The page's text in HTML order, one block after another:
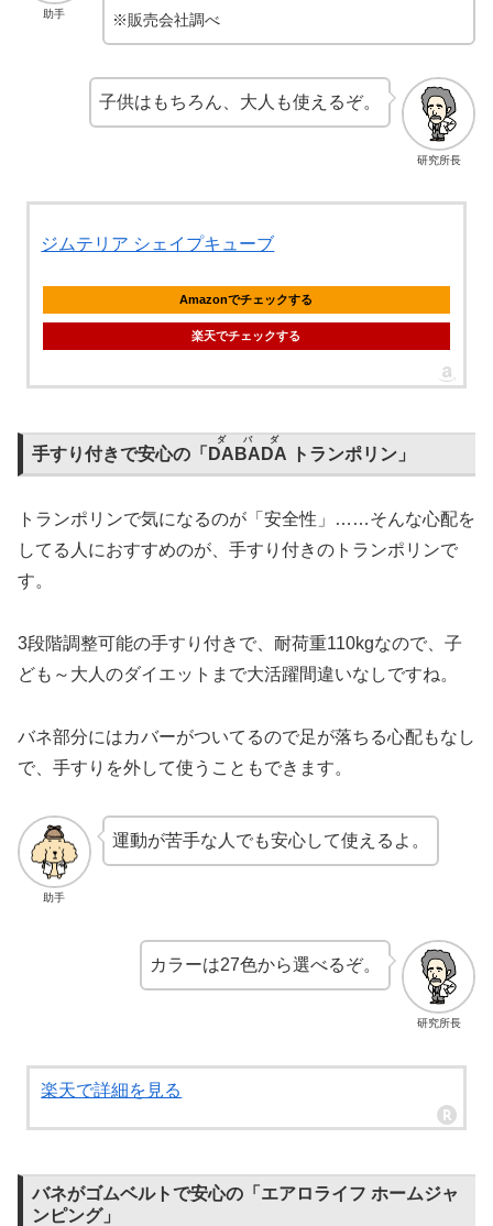
助手 ※販売会社調べ
研究所長
子供はもちろん、大人も使えるぞ。
ジムテリア シェイプキューブ
Amazonでチェックする
楽天でチェックする
手すり付きで安心の「 DABADA
ダバダ
トランポリン」
トランポリンで気になるのが「安全性」……そんな心配を
してる人におすすめのが、手すり付きのトランポリンで
す。
3段階調整可能の手すり付きで、耐荷重110kgなので、子
ども～大人のダイエットまで大活躍間違いなしですね。
バネ部分にはカバーがついてるので足が落ちる心配もなし
で、手すりを外して使うこともできます。
助手
運動が苦手な人でも安心して使えるよ。
研究所長
カラーは27色から選べるぞ。
楽天で詳細を見る
バネがゴムベルトで安心の「エアロライフ ホームジャ
ンピング」